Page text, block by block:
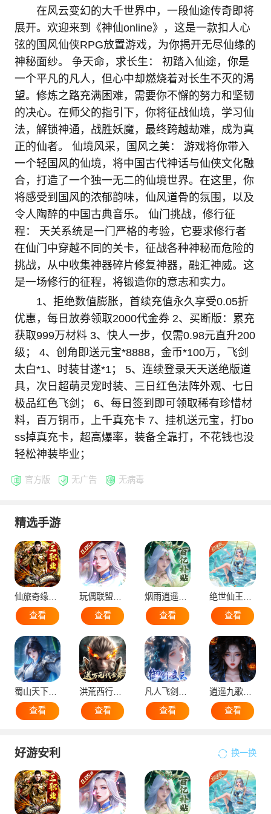
在风云变幻的大千世界中，一段仙途传奇即将
展开。欢迎来到《神仙online》，这是一款扣人心
弦的国风仙侠RPG放置游戏，为你揭开无尽仙缘的
神秘面纱。 争天命，求长生： 初踏入仙途，你是
一个平凡的凡人，但心中却燃烧着对长生不灭的渴
望。修炼之路充满困难，需要你不懈的努力和坚韧
的决心。在师父的指引下，你将征战仙境，学习仙
法，解锁神通，战胜妖魔，最终跨越劫难，成为真
正的仙者。 仙境风采，国风之美： 游戏将你带入
一个轻国风的仙境，将中国古代神话与仙侠文化融
合，打造了一个独一无二的仙境世界。在这里，你
将感受到国风的浓郁韵味，仙风道骨的氛围，以及
令人陶醉的中国古典音乐。 仙门挑战，修行征
程： 天关系统是一门严格的考验，它要求修行者
在仙门中穿越不同的关卡，征战各种神秘而危险的
挑战，从中收集神器碎片修复神器，融汇神威。这
是一场修行的征程，将锻造你的意志和实力。
1、拒绝数值膨胀，首续充值永久享受0.05折
优惠，每日放券领取2000代金券 2、买断版：累充
获取999万材料 3、快人一步，仅需0.98元直升200
级； 4、创角即送元宝*8888，金币*100万，飞剑
太白*1、时装甘遂*1； 5、连续登录天天送绝版道
具，次日超萌灵宠时装、三日红色法阵外观、七日
极品红色飞剑； 6、每日签到即可领取稀有珍惜材
料，百万铜币，上千真充卡 7、挂机送元宝，打bo
ss掉真充卡，超高爆率，装备全靠打，不花钱也没
轻松神装毕业；
官方版 无广告 无病毒
精选手游
仙旅奇缘（经典传奇三职业）
查看
查看
烟雨逍遥（5折30倍返利版）
查看
查看
蜀山天下（0.1折免费版）
查看
洪荒西行录（0.1折万元真充高爆版）
查看
凡人飞剑（0.1折仙女管家甜蜜助阵）
查看
逍遥九歌行（0.1折10亿钻石开局）
查看
好游安利 换一换